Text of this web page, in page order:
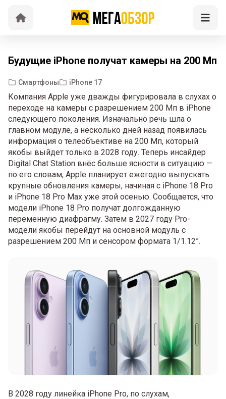
Будущие iPhone получат камеры на 200 Мп
Смартфоны iPhone 17
Компания Apple уже дважды фигурировала в слухах о
переходе на камеры с разрешением 200 Мп в iPhone
следующего поколения. Изначально речь шла о
главном модуле, а несколько дней назад появилась
информация о телеобъективе на 200 Мп, который
якобы выйдет только в 2028 году. Теперь инсайдер
Digital Chat Station внёс больше ясности в ситуацию —
по его словам, Apple планирует ежегодно выпускать
крупные обновления камеры, начиная с iPhone 18 Pro
и iPhone 18 Pro Max уже этой осенью. Сообщается, что
модели iPhone 18 Pro получат долгожданную
переменную диафрагму. Затем в 2027 году Pro-
модели якобы перейдут на основной модуль с
разрешением 200 Мп и сенсором формата 1/1.12”.
В 2028 году линейка iPhone Pro, по слухам,